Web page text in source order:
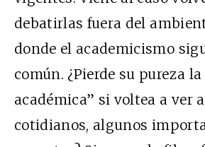
debatirlas fuera del
donde el academicismo
común. ¿Pierde su pureza
académica” si voltea a ver
cotidianos, algunos